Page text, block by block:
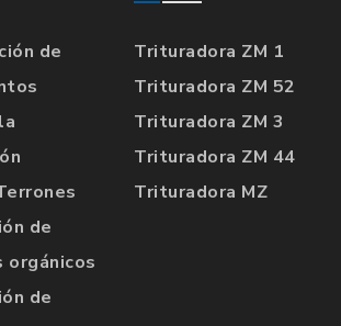
de
de
orgánicos
de
Trituradora ZM 1
Trituradora ZM 52
Trituradora ZM 3
Trituradora ZM 44
Trituradora MZ